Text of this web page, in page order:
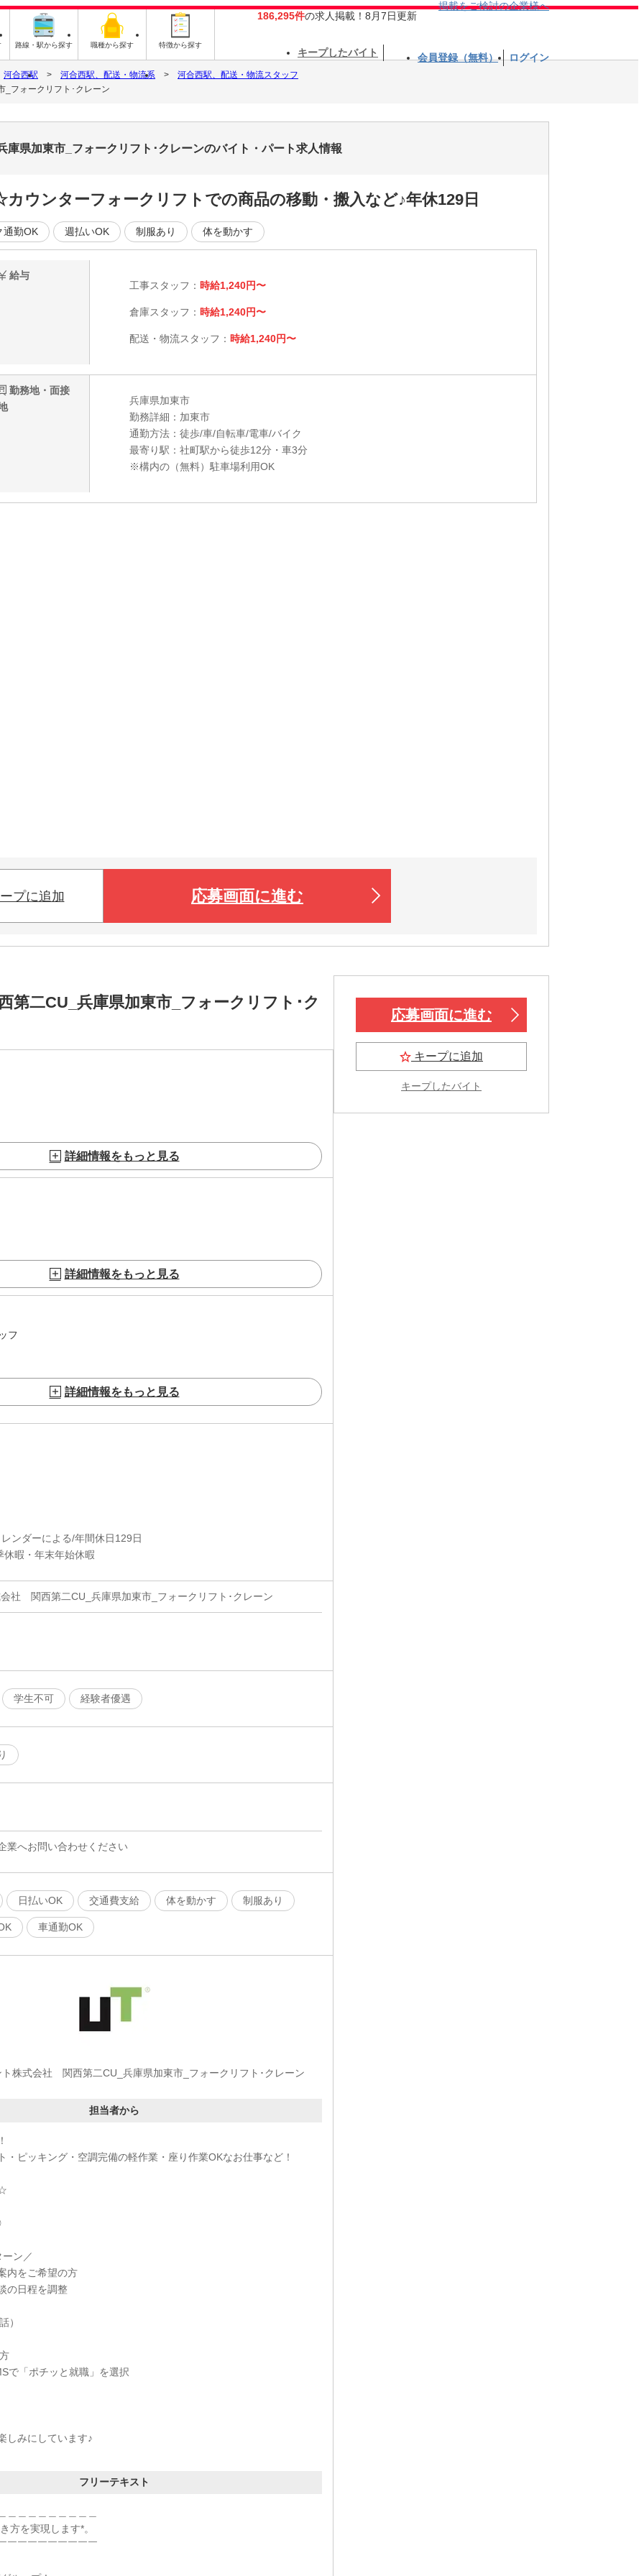
路線・駅から探す 職種から探す 特徴から探す
186,295件の求人掲載！8月7日更新
掲載をご検討の企業様へ
キープしたバイト 会員登録（無料） ログイン
河合西駅 河合西駅、配送・物流系
河合西駅、配送・物流スタッフ
フォークリフト･クレーン
県加東市_フォークリフト･クレーンのバイト・パート求人情報
ウンターフォークリフトでの商品の移動・搬入など♪年休129日
通勤OK 週払いOK 制服あり 体を動かす
給与
工事スタッフ： 時給1,240円〜
倉庫スタッフ： 時給1,240円〜
配送・物流スタッフ： 時給1,240円〜
勤務地・面接
兵庫県加東市
勤務詳細：加東市
通勤方法：徒歩/車/自転車/電車/バイク
最寄り駅：社町駅から徒歩12分・車3分
※構内の（無料）駐車場利用OK
プに追加 応募画面に進む
二CU_兵庫県加東市_フォークリフト･ク
詳細情報をもっと見る
詳細情報をもっと見る
フ
詳細情報をもっと見る
ンダーによる/年間休日129日
休暇・年末年始休暇
社 関西第二CU_兵庫県加東市_フォークリフト･クレーン
学生不可 経験者優遇
業へお問い合わせください
日払いOK 交通費支給 体を動かす 制服あり
車通勤OK
株式会社 関西第二CU_兵庫県加東市_フォークリフト･クレーン
担当者から
・ピッキング・空調完備の軽作業・座り作業OKなお仕事など！
ン／
内をご希望の方
の日程を調整
）
で「ポチッと就職」を選択
しみにしています♪
フリーテキスト
方を実現します*。
￣￣￣￣￣￣￣￣￣
応募画面に進む
キープに追加
キープしたバイト